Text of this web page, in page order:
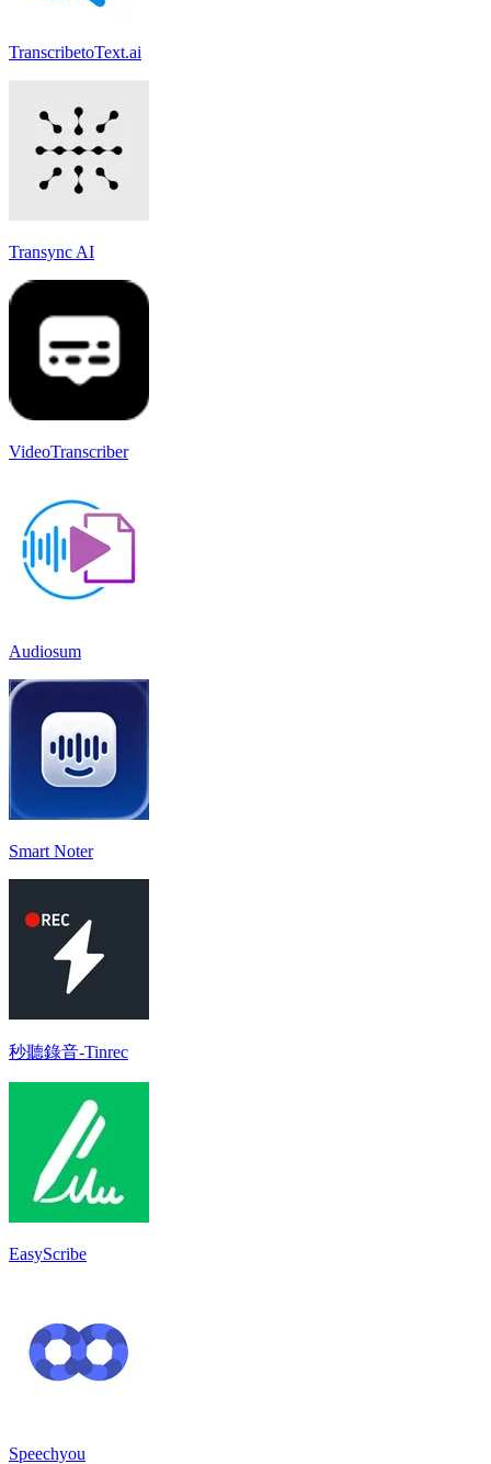
TranscribetoText.ai
Transync AI
VideoTranscriber
Audiosum
Smart Noter
秒聽錄音-Tinrec
EasyScribe
Speechyou